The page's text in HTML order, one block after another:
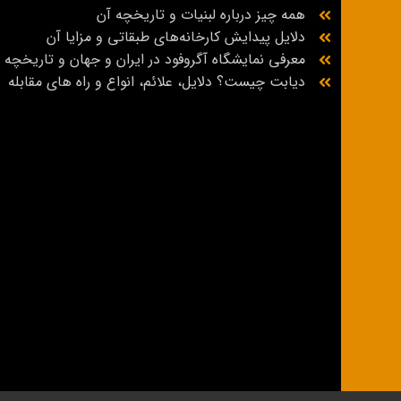
همه چیز درباره لبنیات و تاریخچه آن
دلایل پیدایش کارخانه‌های طبقاتی و مزایا آن
معرفی نمایشگاه آگروفود در ایران و جهان و تاریخچه
دیابت چیست؟ دلایل، علائم، انواع و راه‌ های مقابله